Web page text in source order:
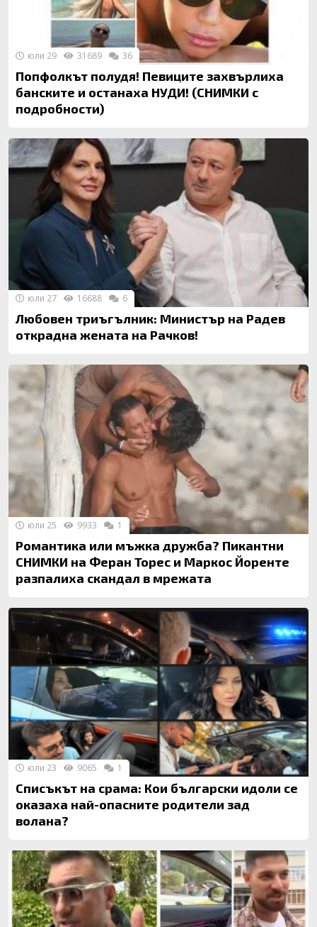
Попфолкът полудя! Певиците захвърлиха
банските и останаха НУДИ! (СНИМКИ с
подробности)
юли 29 31689 36
Любовен триъгълник: Министър на Радев
открадна жената на Рачков!
юли 27 16688 6
Романтика или мъжка дружба? Пикантни
СНИМКИ на Феран Торес и Маркос Йоренте
разпалиха скандал в мрежата
юли 25 9933 1
Списъкът на срама: Кои български идоли се
оказаха най-опасните родители зад
волана?
юли 23 9065 1